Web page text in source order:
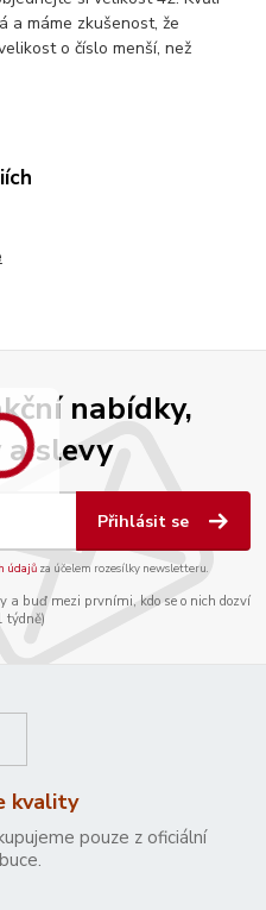
a máme zkušenost, že
o číslo menší, než
nabídky,
a slevy
Přihlásit se
údajůza účelem rozesílky newsletteru.
a buď mezi prvními, kdo se o nich dozví
týdně)
kvality
pouze z oficiální